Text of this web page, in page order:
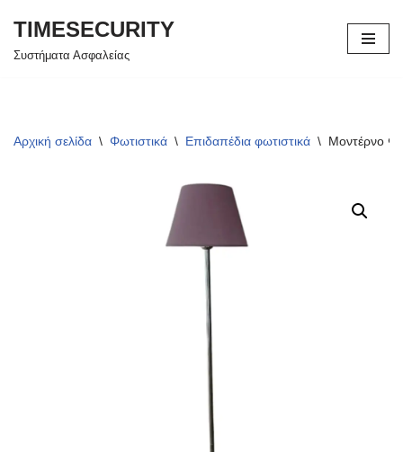
Μεταπηδήστε
TIMESECURITY
Συστήματα Ασφαλείας
Αρχική σελίδα \ Φωτιστικά \ Επιδαπέδια φωτιστικά \ Μοντέρνο